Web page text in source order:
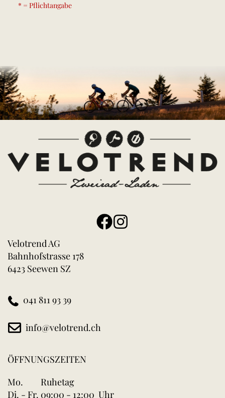
* = Pflichtangabe
Velotrend AG
Bahnhofstrasse 178
6423 Seewen SZ
041 811 93 39
info@velotrend.ch
ÖFFNUNGSZEITEN
Mo.
Ruhetag
Di. - Fr. 09:00 - 12:00 Uhr